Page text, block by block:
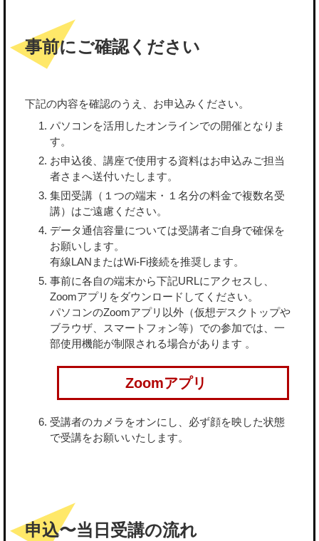
事前にご確認ください
下記の内容を確認のうえ、お申込みください。
パソコンを活用したオンラインでの開催となりま
す。
お申込後、講座で使用する資料はお申込みご担当
者さまへ送付いたします。
集団受講（１つの端末・１名分の料金で複数名受
講）はご遠慮ください。
データ通信容量については受講者ご自身で確保を
お願いします。
有線LANまたはWi-Fi接続を推奨します。
事前に各自の端末から下記URLにアクセスし、
Zoomアプリをダウンロードしてください。
パソコンのZoomアプリ以外（仮想デスクトップや
ブラウザ、スマートフォン等）での参加では、一
部使用機能が制限される場合があります 。
Zoomアプリ
受講者のカメラをオンにし、必ず顔を映した状態
で受講をお願いいたします。
申込〜当日受講の流れ